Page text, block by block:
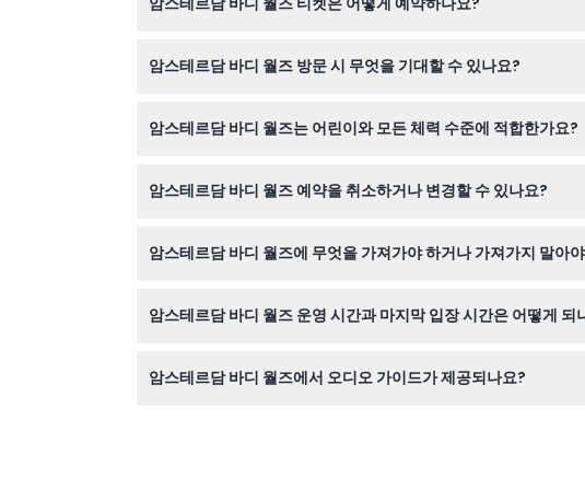
암스테르담 바디 월즈 방문 시 무엇을 기대할 수 있나요?
다.
암스테르담 바디 월즈는 어린이와 모든 체력 수준에 적합한가요?
암스테르담 바디 월즈 예약을 취소하거나 변경할 수 있나요?
암스테르담 바디 월즈에 무엇을 가져가야 하거나 가져가지 말아
암스테르담 바디 월즈 운영 시간과 마지막 입장 시간은 어떻게 되
암스테르담 바디 월즈에서 오디오 가이드가 제공되나요?